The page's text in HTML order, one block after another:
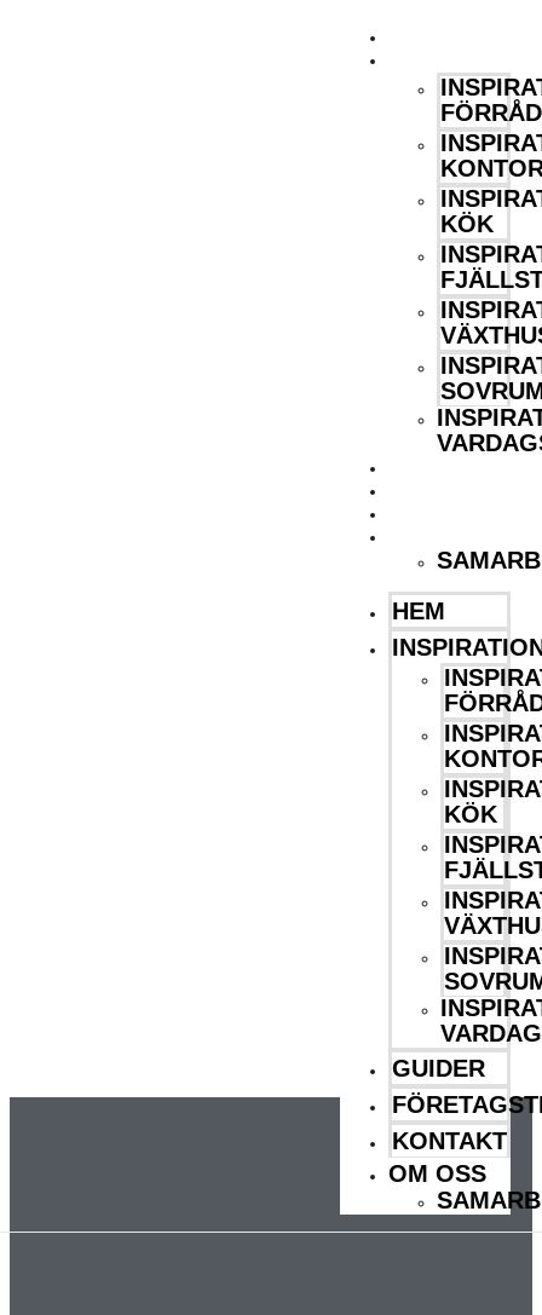
FÖRRÅD
KÖK
HEM
KÖK
GUIDER
KONTAKT
OM OSS